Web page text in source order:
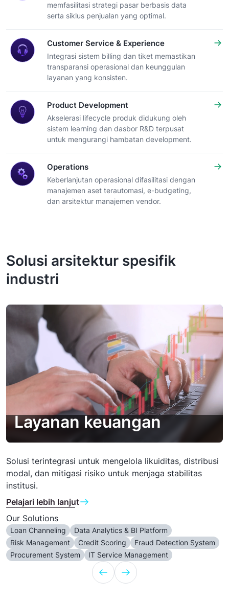
memfasilitasi strategi pasar berbasis data
serta siklus penjualan yang optimal.
Customer Service & Experience
Integrasi sistem billing dan tiket memastikan
transparansi operasional dan keunggulan
layanan yang konsisten.
Product Development
Akselerasi lifecycle produk didukung oleh
sistem learning dan dasbor R&D terpusat
untuk mengurangi hambatan development.
Operations
Keberlanjutan operasional difasilitasi dengan
manajemen aset terautomasi, e-budgeting,
dan arsitektur manajemen vendor.
Solusi arsitektur spesifik
industri
Layanan keuangan
Solusi terintegrasi untuk mengelola likuiditas, distribusi
modal, dan mitigasi risiko untuk menjaga stabilitas
institusi.
Pelajari lebih lanjut
Our Solutions
Loan Channeling
Data Analytics & BI Platform
Risk Management
Credit Scoring
Fraud Detection System
Procurement System
IT Service Management